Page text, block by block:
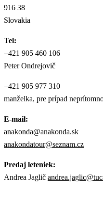
916 38
Slovakia
Tel:
+421 905 460 106
Peter Ondrejovič
+421 905 977 310
manželka, pre prípad
E-mail:
anakonda@anakonda.sk
anakondatour@seznam.cz
Predaj leteniek:
Andrea Jaglič